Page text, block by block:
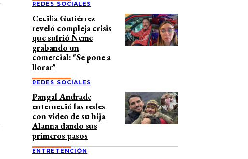
REDES SOCIALES
Cecilia Gutiérrez
reveló compleja crisis
que sufrió Neme
grabando un
comercial: "Se pone a
llorar"
REDES SOCIALES
Pangal Andrade
enterneció las redes
con video de su hija
Alanna dando sus
primeros pasos
ENTRETENCIÓN